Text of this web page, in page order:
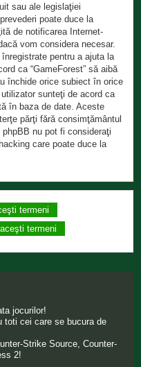
sau ale legislaţiei
poate duce la
de notificarea Internet-
vom considera necesar.
pentru a ajuta la
ca “GameForest” să aibă
închide orice subiect în orice
sunteţi de acord ca
în baza de date. Aceste
părţi fără consimţământul
phpBB nu pot fi consideraţi
care poate duce la
jocurilor!
toti cei care se bucura de
Strike Source, Counter-
2!